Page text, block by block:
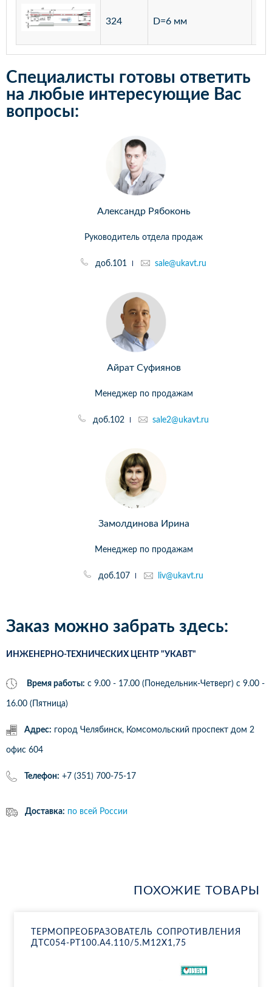
324 D=6 мм
Специалисты готовы ответить
на любые интересующие Вас
вопросы:
Александр Рябоконь
Руководитель отдела продаж
доб.101 sale@ukavt.ru
Айрат Суфиянов
Менеджер по продажам
доб.102 sale2@ukavt.ru
Замолдинова Ирина
Менеджер по продажам
доб.107 liv@ukavt.ru
Заказ можно забрать здесь:
ИНЖЕНЕРНО-ТЕХНИЧЕСКИХ ЦЕНТР "УКАВТ"
Время работы: с 9.00 - 17.00 (Понедельник-Четверг) c 9.00 -
16.00 (Пятница)
Адрес: город Челябинск, Комсомольский проспект дом 2
офис 604
Телефон: +7 (351) 700-75-17
Доставка: по всей России
ПОХОЖИЕ ТОВАРЫ
ТЕР­МО­ПРЕ­ОБ­РА­ЗО­ВА­ТЕЛЬ СО­ПРО­ТИВ­ЛЕ­НИЯ
ДТ­С054-РТ100.А4.110/5.М12Х1,75